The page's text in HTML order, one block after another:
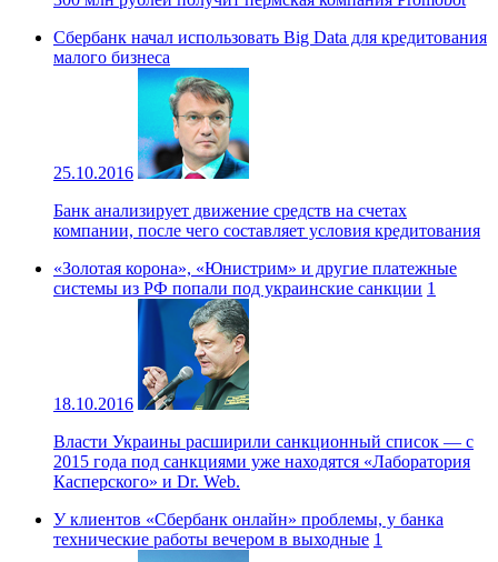
Сбербанк начал использовать Big Data для кредитования
малого бизнеса
25.10.2016
Банк анализирует движение средств на счетах
компании, после чего составляет условия кредитования
«Золотая корона», «Юнистрим» и другие платежные
системы из РФ попали под украинские санкции 1
18.10.2016
Власти Украины расширили санкционный список — с
2015 года под санкциями уже находятся «Лаборатория
Касперского» и Dr. Web.
У клиентов «Сбербанк онлайн» проблемы, у банка
технические работы вечером в выходные 1